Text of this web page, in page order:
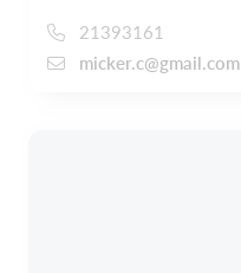
21393161
micker.c@gmail.com